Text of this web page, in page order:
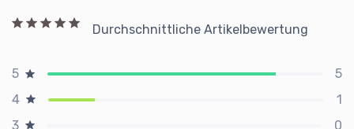
Durchschnittliche Artikelbewertung
5
5
4
1
3
0